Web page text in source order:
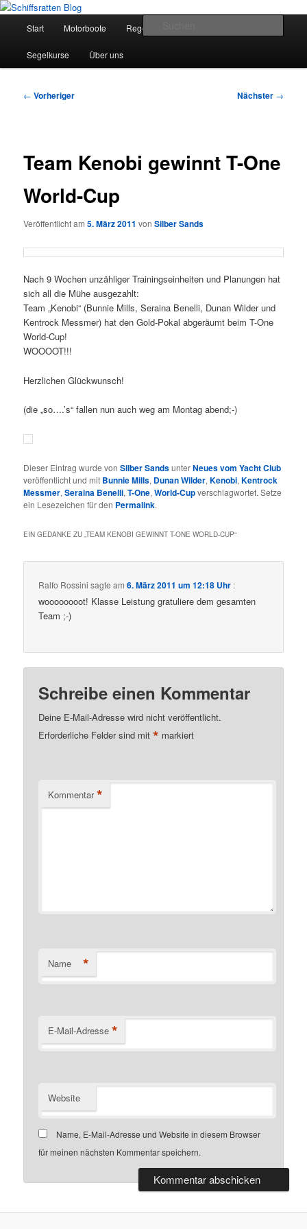
Zum
springenSchiffsratten Blog
Segelsport in Second Life
Start Motorboote Regelkunde
Segelkurse Über uns
Beitragsnavigation
← Vorheriger Nächster →
Team Kenobi gewinnt T-One
World-Cup
Veröffentlicht am5. März 2011 vonSilber Sands
Nach 9 Wochen unzähliger Trainingseinheiten und Planungen hat
sich all die Mühe ausgezahlt:
Team „Kenobi“ (Bunnie Mills, Seraina Benelli, Dunan Wilder und
Kentrock Messmer) hat den Gold-Pokal abgeräumt beim T-One
World-Cup!
WOOOOT!!!
Herzlichen Glückwunsch!
(die „so….’s“ fallen nun auch weg am Montag abend;-)
Dieser Eintrag wurde vonSilber SandsunterNeues vom Yacht Club
veröffentlicht und mit Bunnie Mills, Dunan Wilder,Kenobi,Kentrock
Messmer,Seraina Benelli,T-One,World-Cupverschlagwortet. Setze
ein Lesezeichen für den Permalink.
EIN GEDANKE ZU „TEAM KENOBI GEWINNT T-ONE WORLD-CUP“
Ralfo Rossini sagte am6. März 2011 um 12:18 Uhr :
woooooooot! Klasse Leistung gratuliere dem gesamten
Team ;-)
Schreibe einen Kommentar
Deine E-Mail-Adresse wird nicht veröffentlicht.
Erforderliche Felder sind mit* markiert
Kommentar *
Name *
E-Mail-Adresse *
Website
Name, E-Mail-Adresse und Website in diesem Browser
für meinen nächsten Kommentar speichern.